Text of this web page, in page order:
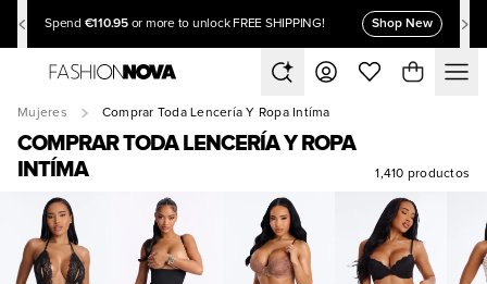
Spend €110.95 or more to unlock FREE SHIPPING! Shop New
Mujeres Comprar Toda Lencería Y Ropa Intíma
COMPRAR TODA LENCERÍA Y ROPA
INTÍMA
1,410 productos